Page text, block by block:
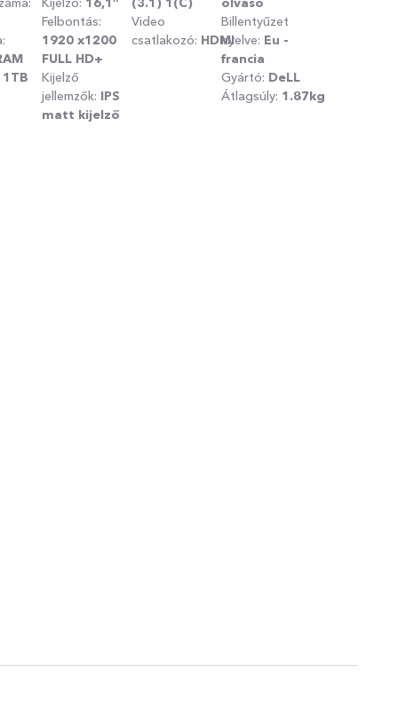
1TB
Felbontás:
1920 x1200
FULL HD+
Kijelző
jellemzők: IPS
matt kijelző
Video
csatlakozó: HDMI
Billentyűzet
nyelve: Eu -
francia
Gyártó: DeLL
Átlagsúly: 1.87kg